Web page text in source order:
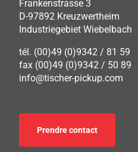
Frankenstrasse 3
D-97892 Kreuzwertheim
Industriegebiet Wiebelbach
tél. (00)49 (0)9342 / 81 59
fax (00)49 (0)9342 / 50 89
info@tischer-pickup.com
Prendre contact